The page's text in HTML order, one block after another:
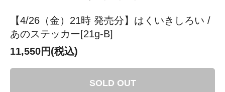
【4/26（金）21時 発売分】はくいきしろい /
あのステッカー[21g-B]
11,550円(税込)
SOLD OUT